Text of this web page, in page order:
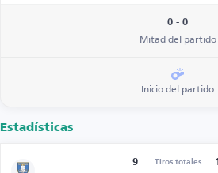
0 - 0
Mitad del partido
Inicio del partido
Estadísticas
9 Tiros totales